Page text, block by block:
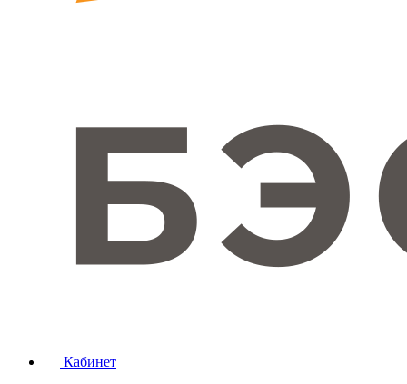
Кабинет